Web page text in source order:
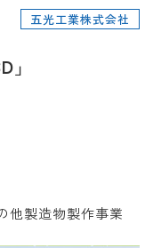
五光工業株式会社
他製造物製作事業